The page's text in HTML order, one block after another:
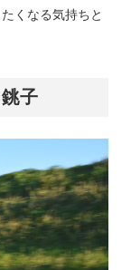
くなる気持ちと
子